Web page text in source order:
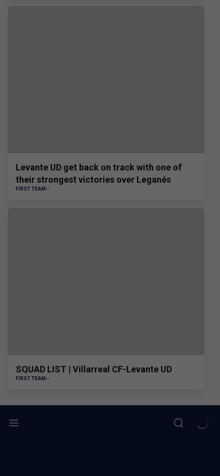
Levante UD get back on track with one of
their strongest victories over Leganés
FIRST TEAM
SQUAD LIST | Villarreal CF-Levante UD
FIRST TEAM